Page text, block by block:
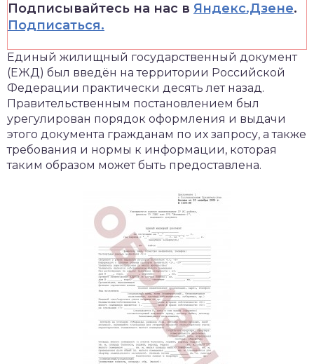
Подписывайтесь на нас в Яндекс.Дзене.
Подписаться.
Единый жилищный государственный документ
(ЕЖД) был введён на территории Российской
Федерации практически десять лет назад.
Правительственным постановлением был
урегулирован порядок оформления и выдачи
этого документа гражданам по их запросу, а также
требования и нормы к информации, которая
таким образом может быть предоставлена.